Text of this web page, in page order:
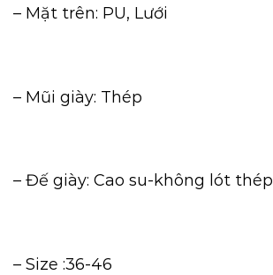
– Mặt trên: PU, Lưới
– Mũi giày: Thép
– Đế giày: Cao su-không lót thép
– Size :36-46